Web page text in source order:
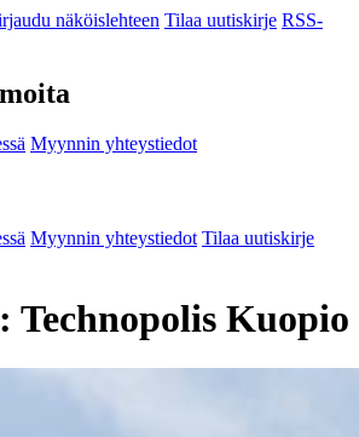
näköislehteen Tilaa uutiskirje RSS-
Myynnin yhteystiedot
Myynnin yhteystiedot Tilaa uutiskirje
Technopolis Kuopio